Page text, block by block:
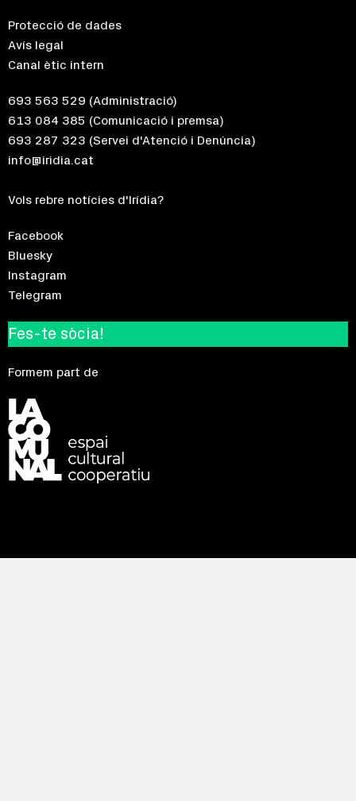
Protecció de dades
Avís legal
Canal ètic intern
693 563 529 (Administració)
613 084 385 (Comunicació i premsa)
693 287 323 (Servei d'Atenció i Denúncia)
info@iridia.cat
Vols rebre notícies d'Irídia?
Facebook
Bluesky
Instagram
Telegram
Fes-te sòcia!
Formem part de